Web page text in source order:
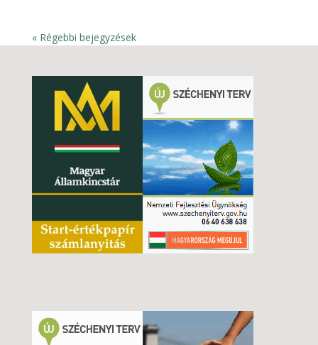
« Régebbi bejegyzések